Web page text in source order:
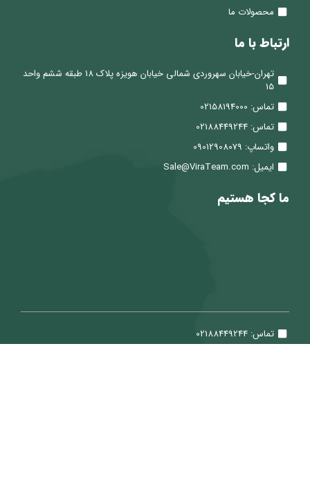
محصولات ما
ارتباط با ما
تهران-خیابان سهروردی شمالی خیابان هویزه پلاک 18 طبقه ششم واحد
15
تماس: 02158194000
تماس: 02188449244
واتساپ: 09012908079
ایمیل: Sale@ViraTeam.com
ما کجا هستیم
تماس: 02188449244